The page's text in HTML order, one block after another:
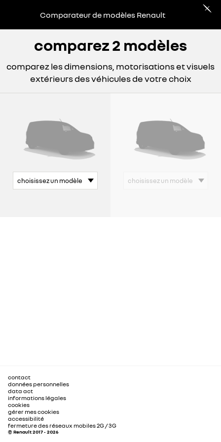
Comparateur de modèles Renault
comparez 2 modèles
comparez les dimensions, motorisations et visuels
extérieurs des véhicules de votre choix
contact
données personnelles
data act
informations légales
cookies
gérer mes cookies
accessibilité
fermeture des réseaux mobiles 2G / 3G
© Renault 2017 - 2026